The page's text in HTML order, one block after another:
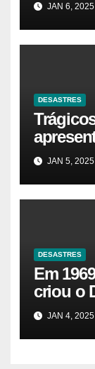
JAN 6, 2025
DESASTRES
JAN 5, 2025
DESASTRES
Em
criou o
JAN 4, 2025